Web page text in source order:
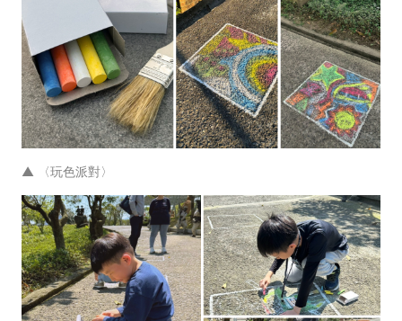
▲ 〈玩色派對〉